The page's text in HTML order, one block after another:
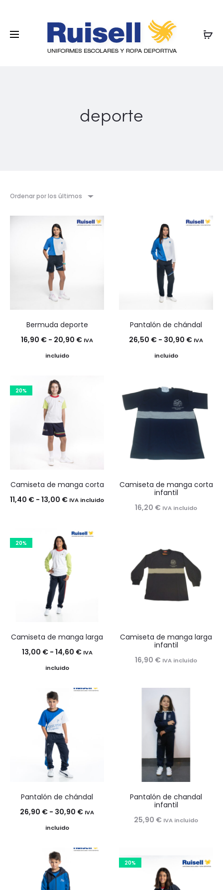
deporte
Ordenar por los últimos
Bermuda deporte
16,90 € - 20,90 €Rango
IVA
incluido
Pantalón de chándal
26,50 € - 30,90 €Rango
hasta
30,90 €
IVA
incluido
20%
Camiseta de manga corta
11,40 € - 13,00 €Rango
precios:
11,40 €
hasta
IVA incluido
Camiseta de manga corta
infantil
16,20 € IVA incluido
20%
Camiseta de manga larga
13,00 € - 14,60 €Rango
IVA
incluido
Camiseta de manga larga
infantil
16,90 € IVA incluido
Pantalón de chándal
26,90 € - 30,90 €Rango
IVA
incluido
Pantalón de chandal
infantil
25,90 € IVA incluido
20%